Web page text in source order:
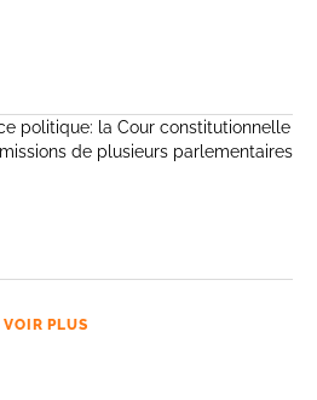
politique: la Cour constitutionnelle
de plusieurs parlementaires
VOIR PLUS